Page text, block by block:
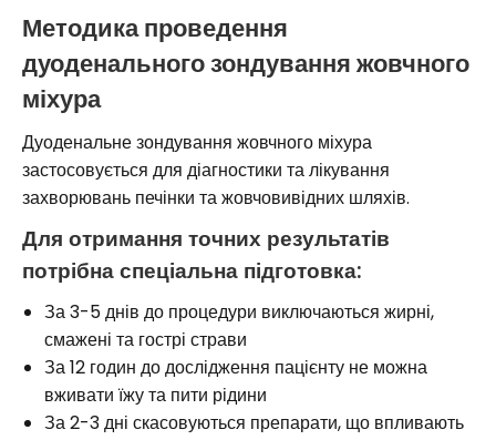
Методика проведення
дуоденального зондування жовчного
міхура
Дуоденальне зондування жовчного міхура
застосовується для діагностики та лікування
захворювань печінки та жовчовивідних шляхів.
Для отримання точних результатів
потрібна спеціальна підготовка:
За 3-5 днів до процедури виключаються жирні,
смажені та гострі страви
За 12 годин до дослідження пацієнту не можна
вживати їжу та пити рідини
За 2-3 дні скасовуються препарати, що впливають